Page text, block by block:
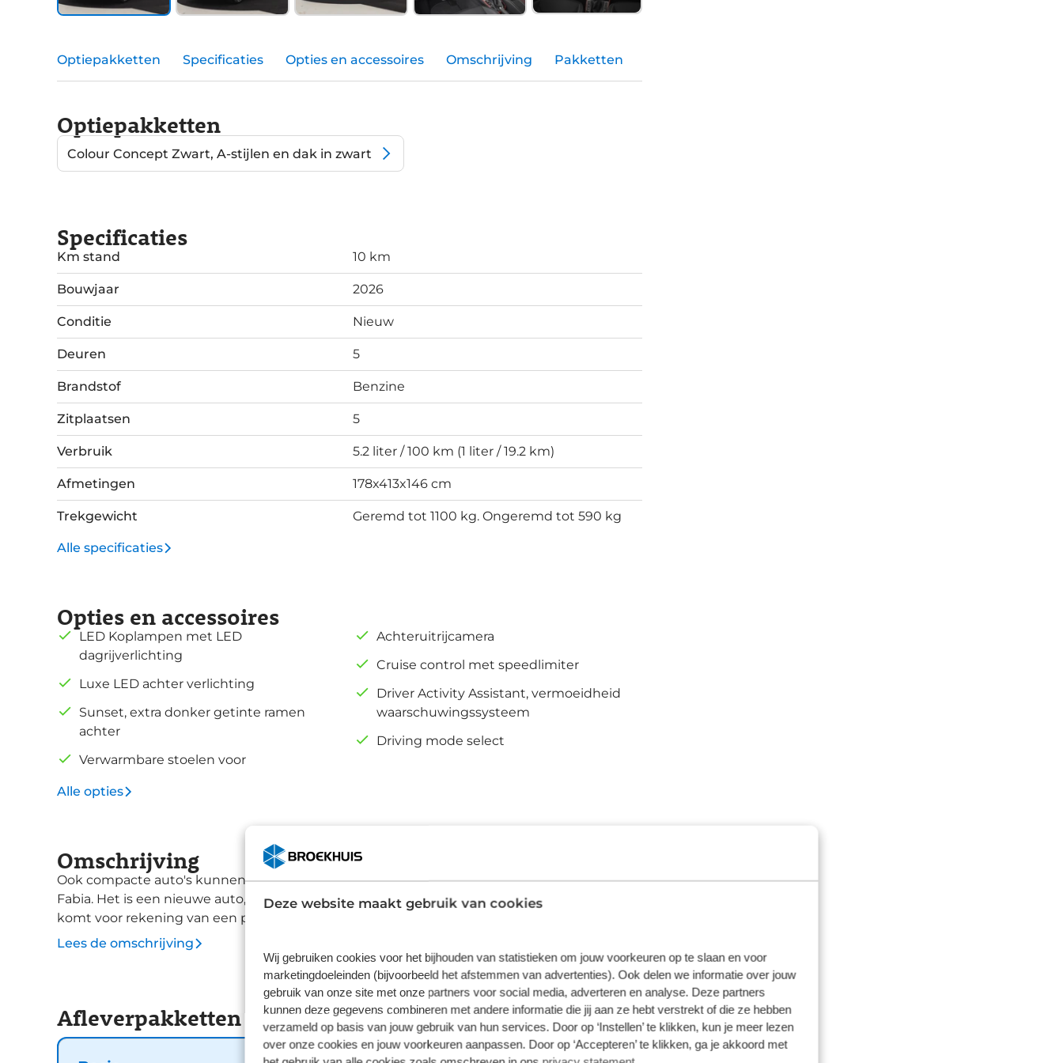
Deze website maakt gebruik van cookies
Wij gebruiken cookies voor het bijhouden van statistieken om jouw voorkeuren op te slaan en voor
marketingdoeleinden (bijvoorbeeld het afstemmen van advertenties). Ook delen we informatie over jouw
gebruik van onze site met onze partners voor social media, adverteren en analyse. Deze partners
kunnen deze gegevens combineren met andere informatie die jij aan ze hebt verstrekt of die ze hebben
verzameld op basis van jouw gebruik van hun services. Door op ‘Instellen’ te klikken, kun je meer lezen
over onze cookies en jouw voorkeuren aanpassen. Door op ‘Accepteren’ te klikken, ga je akkoord met
Optiepakketten Specificaties Opties en accessoires Omschrijving Pakketten
Optiepakketten
Colour Concept Zwart, A-stijlen en dak in zwart
Specificaties
Km stand 10 km
Bouwjaar 2026
Conditie Nieuw
Deuren 5
Brandstof Benzine
Zitplaatsen 5
Verbruik 5.2 liter / 100 km (1 liter / 19.2 km)
Afmetingen 178x413x146 cm
Trekgewicht Geremd tot 1100 kg. Ongeremd tot 590 kg
Alle specificaties
Opties en accessoires
LED Koplampen met LED
dagrijverlichting
Luxe LED achter verlichting
Sunset, extra donker getinte ramen
achter
Verwarmbare stoelen voor
Achteruitrijcamera
Cruise control met speedlimiter
Driver Activity Assistant, vermoeidheid
waarschuwingssysteem
Driving mode select
Alle opties
Omschrijving
Ook compacte auto's kunnen volop ruimte en comfort bieden, dat bewijst deze Škoda
Fabia. Het is een nieuwe auto, hij is nu uit voorraad leverbaar. De aandrijving van deze auto
komt voor rekening van een pittige benzinemotor, in combinatie met een automatische
transmissie. Ga samen met uw bijrijder lekker zitten in de verwarmbare voorstoelen. Stevig
ondersteund door de sportstoelen blijft u bij elke beweging op uw plek. Strak inparkeren
wordt een fluitje van een cent door de achteruitrijcamera. Een paar spetters of een
donderbui? De regensensor weet het als eerste en reageert precies goed! Zuinig zoeven,
dat kan deze auto dankzij de aanwezige cruise control. Ook automatisch dimmende
spiegels, met startonderbreker, isofix-aansluiting en lederen versnellingspook horen tot de
voorzieningen op deze auto. Elektronische veiligheidsvoorzieningen helpen u onderweg
Lees de omschrijving
Afleverpakketten